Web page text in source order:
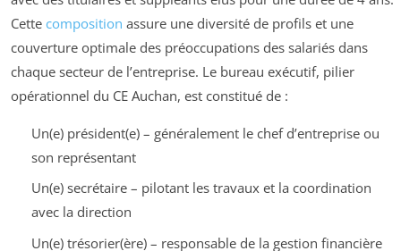
Cette composition assure une diversité de profils et une
couverture optimale des préoccupations des salariés dans
chaque secteur de l’entreprise. Le bureau exécutif, pilier
opérationnel du CE Auchan, est constitué de :
Un(e) président(e) – généralement le chef d’entreprise ou
son représentant
Un(e) secrétaire – pilotant les travaux et la coordination
avec la direction
Un(e) trésorier(ère) – responsable de la gestion financière